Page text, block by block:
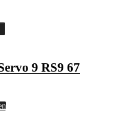
9 RS9 67